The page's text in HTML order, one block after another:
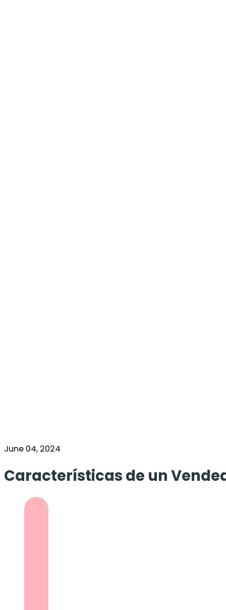
June 04, 2024
Características de un